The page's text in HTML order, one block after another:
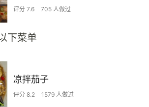
评分 7.6 705 人做过
下菜单
凉拌茄子
评分 8.2 1579 人做过